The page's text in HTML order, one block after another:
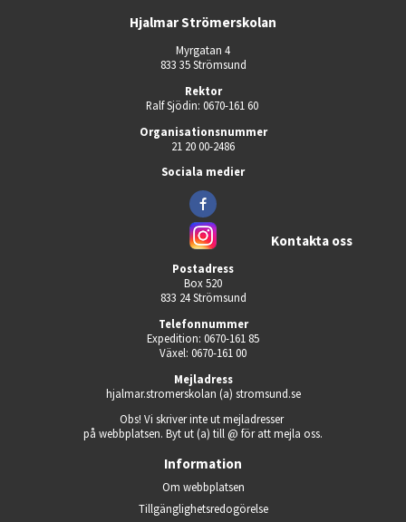
Hjalmar Strömerskolan
Myrgatan 4
833 35 Strömsund
Rektor
Ralf Sjödin: 0670-161 60
Organisationsnummer
21 20 00-2486
Sociala medier
Kontakta oss
Postadress
Box 520
833 24 Strömsund
Telefonnummer
Expedition: 0670-161 85
Växel: 0670-161 00
Mejladress
hjalmar.stromerskolan (a) stromsund.se
Obs! Vi skriver inte ut mejladresser
på webbplatsen. Byt ut (a) till @ för att mejla oss.
Information
Om webbplatsen
Tillgänglighets­redogörelse